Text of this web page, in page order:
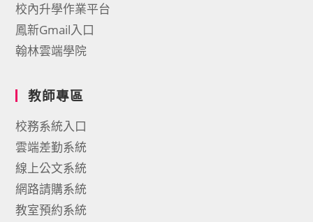
校內升學作業平台
鳳新Gmail入口
翰林雲端學院
教師專區
校務系統入口
雲端差勤系統
線上公文系統
網路請購系統
教室預約系統